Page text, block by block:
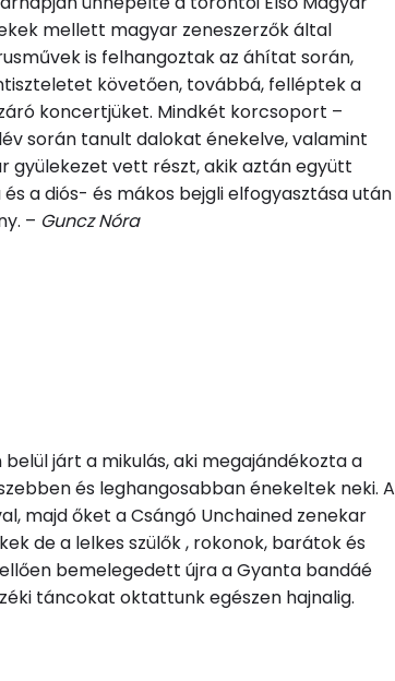
mellett magyar zeneszerzők által
is felhangoztak az áhítat során,
követően, továbbá, felléptek a
koncertjüket. Mindkét korcsoport –
során tanult dalokat énekelve, valamint
gyülekezet vett részt, akik aztán együtt
a diós- és mákos bejgli elfogyasztása után
– Guncz Nóra
járt a mikulás, aki megajándékozta a
és leghangosabban énekeltek neki. A
majd őket a Csángó Unchained zenekar
de a lelkes szülők , rokonok, barátok és
bemelegedett újra a Gyanta bandáé
táncokat oktattunk egészen hajnalig.